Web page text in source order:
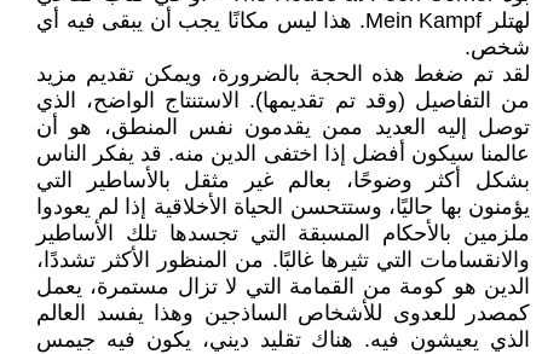
لهتلر Mein Kampf. هذا ليس مكانًا يجب أن يبقى فيه أي
شخص.
لقد تم ضغط هذه الحجة بالضرورة، ويمكن تقديم مزيد
من التفاصيل (وقد تم تقديمها). الاستنتاج الواضح، الذي
توصل إليه العديد ممن يقدمون نفس المنطق، هو أن
عالمنا سيكون أفضل إذا اختفى الدين منه. قد يفكر الناس
بشكل أكثر وضوحًا، بعالم غير مثقل بالأساطير التي
يؤمنون بها حاليًا، وستتحسن الحياة الأخلاقية إذا لم يعودوا
ملزمين بالأحكام المسبقة التي تجسدها تلك الأساطير
والانقسامات التي تثيرها غالبًا. من المنظور الأكثر تشددًا،
الدين هو كومة من القمامة التي لا تزال مستمرة، يعمل
كمصدر للعدوى للأشخاص الساذجين وهذا يفسد العالم
الذي يعيشون فيه. هناك تقليد ديني، يكون فيه جيمس